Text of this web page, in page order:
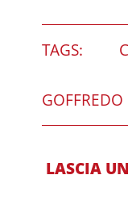
TAGS:
GOFFREDO
LASCIA